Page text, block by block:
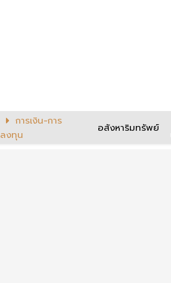
การเงิน-การ
ลงทุน
อสังหาริมทรัพย์